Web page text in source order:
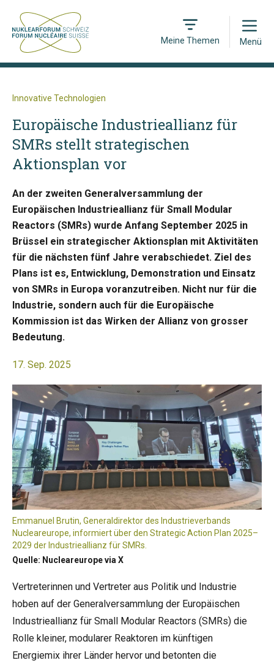
Meine Themen
Open
Menü
Innovative Technologien
Europäische Industrieallianz für
SMRs stellt strategischen
Aktionsplan vor
An der zweiten Generalversammlung der
Europäischen Industrieallianz für Small Modular
Reactors (SMRs) wurde Anfang September 2025 in
Brüssel ein strategischer Aktionsplan mit Aktivitäten
für die nächsten fünf Jahre verabschiedet. Ziel des
Plans ist es, Entwicklung, Demonstration und Einsatz
von SMRs in Europa voranzutreiben. Nicht nur für die
Industrie, sondern auch für die Europäische
Kommission ist das Wirken der Allianz von grosser
Bedeutung.
17. Sep. 2025
Emmanuel Brutin, Generaldirektor des Industrieverbands
Nucleareurope, informiert über den Strategic Action Plan 2025–
2029 der Industrieallianz für SMRs.
Quelle: Nucleareurope via X
Vertreterinnen und Vertreter aus Politik und Industrie
hoben auf der Generalversammlung der Europäischen
Industrieallianz für Small Modular Reactors (SMRs) die
Rolle kleiner, modularer Reaktoren im künftigen
Energiemix ihrer Länder hervor und betonten die